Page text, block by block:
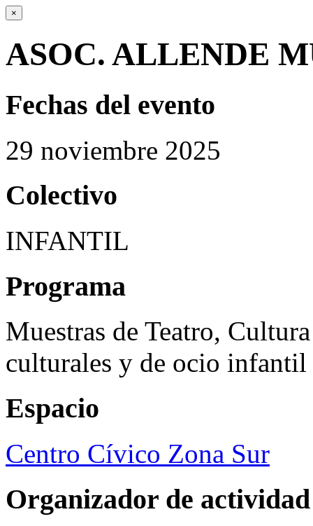
×
ASOC. ALLENDE
Fechas del evento
29 noviembre 2025
Colectivo
INFANTIL
Programa
Muestras de Teatro,
culturales y de ocio infantil
Espacio
Centro Cívico Zona Sur
Organizador de actividad